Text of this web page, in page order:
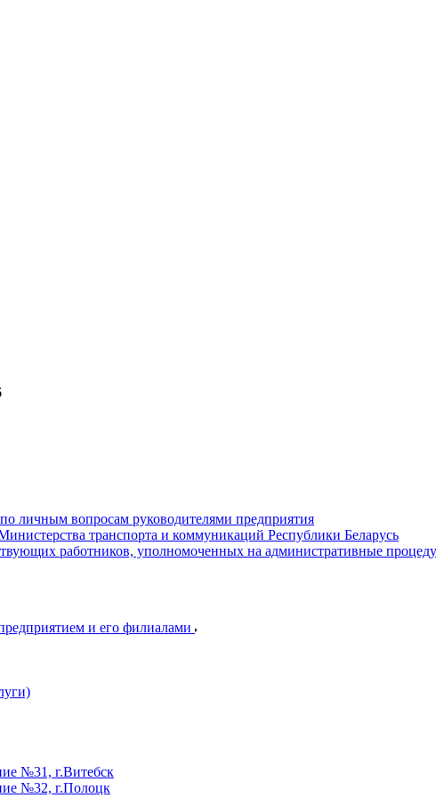
личным вопросам руководителями предприятия
транспорта и коммуникаций Республики Беларусь
работников, уполномоченных на административные
и его филиалами
№31, г.Витебск
№32, г.Полоцк